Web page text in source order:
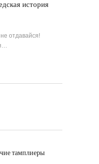
история
отдавайся!
тамплиеры